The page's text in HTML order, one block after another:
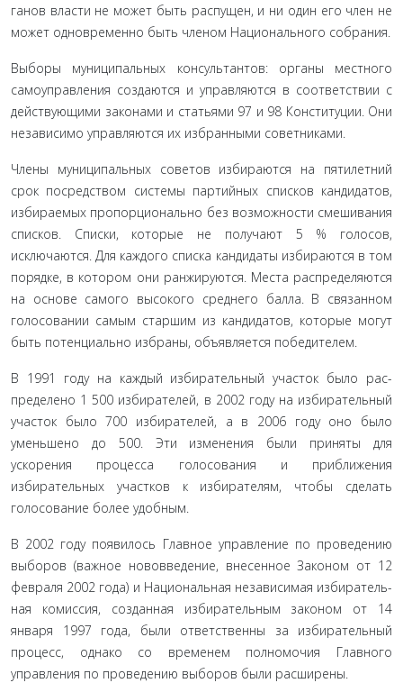
ганов власти не может быть распущен, и ни один его член не
может одновременно быть членом Национального собрания.
Выборы муниципальных консультантов: органы местно­го
самоуправления создаются и управляются в соответствии с
действующими законами и статьями 97 и 98 Конституции. Они
независимо управляются их избранными советниками.
Члены муниципальных советов избираются на пятилет­ний
срок посредством системы партийных списков кандида­тов,
избираемых пропорционально без возможности смеши­вания
списков. Списки, которые не получают 5 % голосов,
исключаются. Для каждого списка кандидаты избираются в том
порядке, в котором они ранжируются. Места распределя­ются
на основе самого высокого среднего балла. В связанном
голосовании самым старшим из кандидатов, которые могут
быть потенциально избраны, объявляется победителем.
В 1991 году на каждый избирательный участок было рас­
пределено 1 500 избирателей, в 2002 году на избирательный
участок было 700 избирателей, а в 2006 году оно было
уменьше­но до 500. Эти изменения были приняты для
ускорения про­цесса голосования и приближения
избирательных участков к избирателям, чтобы сделать
голосование более удобным.
В 2002 году появилось Главное управление по проведе­нию
выборов (важное нововведение, внесенное Законом от 12
февраля 2002 года) и Национальная независимая избиратель­
ная комиссия, созданная избирательным законом от 14
января 1997 года, были ответственны за избирательный
процесс, од­нако со временем полномочия Главного
управления по про­ведению выборов были расширены.